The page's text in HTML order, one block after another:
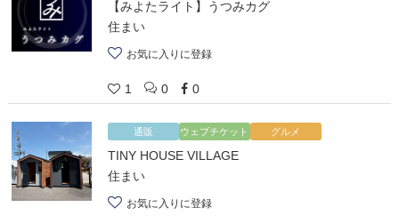
【みよたライト】うつみカグ
住まい
お気に入りに登録
1 0 0
通販 ウェブチケット グルメ
TINY HOUSE VILLAGE
住まい
お気に入りに登録